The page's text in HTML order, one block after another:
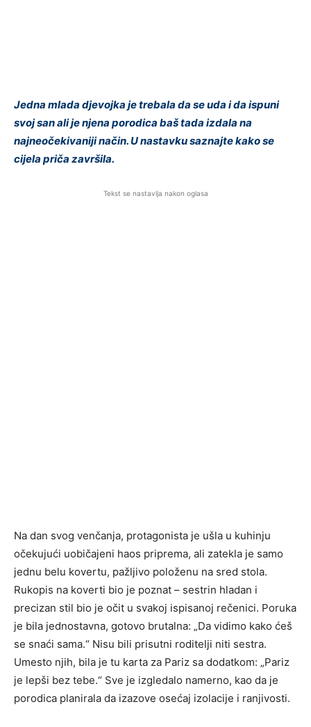
Jedna mlada djevojka je trebala da se uda i da ispuni
svoj san ali je njena porodica baš tada izdala na
najneočekivaniji način. U nastavku saznajte kako se
cijela priča završila.
Tekst se nastavlja nakon oglasa
Na dan svog venčanja, protagonista je ušla u kuhinju
očekujući uobičajeni haos priprema, ali zatekla je samo
jednu belu kovertu, pažljivo položenu na sred stola.
Rukopis na koverti bio je poznat – sestrin hladan i
precizan stil bio je očit u svakoj ispisanoj rečenici. Poruka
je bila jednostavna, gotovo brutalna: „Da vidimo kako ćeš
se snaći sama.“ Nisu bili prisutni roditelji niti sestra.
Umesto njih, bila je tu karta za Pariz sa dodatkom: „Pariz
je lepši bez tebe.“ Sve je izgledalo namerno, kao da je
porodica planirala da izazove osećaj izolacije i ranjivosti.